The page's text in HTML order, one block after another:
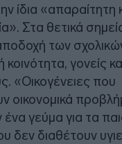
ίδια «απαραίτητη
Στα θετικά
των
γονείς
«Οικογένειες που
οικονομικά
γεύμα για τα
δεν διαθέτουν